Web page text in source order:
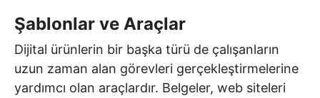
Şablonlar ve Araçlar
Dijital ürünlerin bir başka türü de çalışanların
uzun zaman alan görevleri gerçekleştirmelerine
yardımcı olan araçlardır. Belgeler, web siteleri